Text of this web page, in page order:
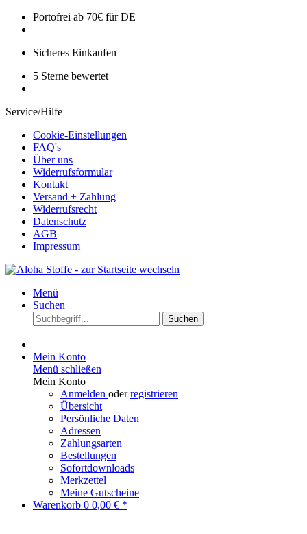
Portofrei ab 70€ für DE
Sicheres Einkaufen
5 Sterne bewertet
Service/Hilfe
Cookie-Einstellungen
FAQ's
Über uns
Widerrufsformular
Kontakt
Versand + Zahlung
Widerrufsrecht
Datenschutz
AGB
Impressum
Menü
Suchen
Suchen
Mein Konto
Menü schließen
Mein Konto
Anmelden oderregistrieren
Übersicht
Persönliche Daten
Adressen
Zahlungsarten
Bestellungen
Sofortdownloads
Merkzettel
Meine Gutscheine
Warenkorb 0 0,00 € *